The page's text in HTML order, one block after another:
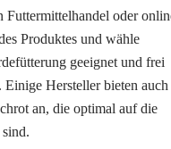
Futtermittelhandel oder
Produktes und wähle
geeignet und frei
Hersteller bieten auch
an, die optimal auf die